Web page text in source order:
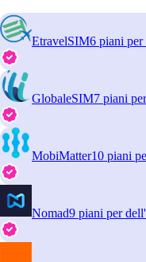
EtravelSIM6 piani
GlobaleSIM7 piani
MobiMatter10 piani
Nomad9 piani per